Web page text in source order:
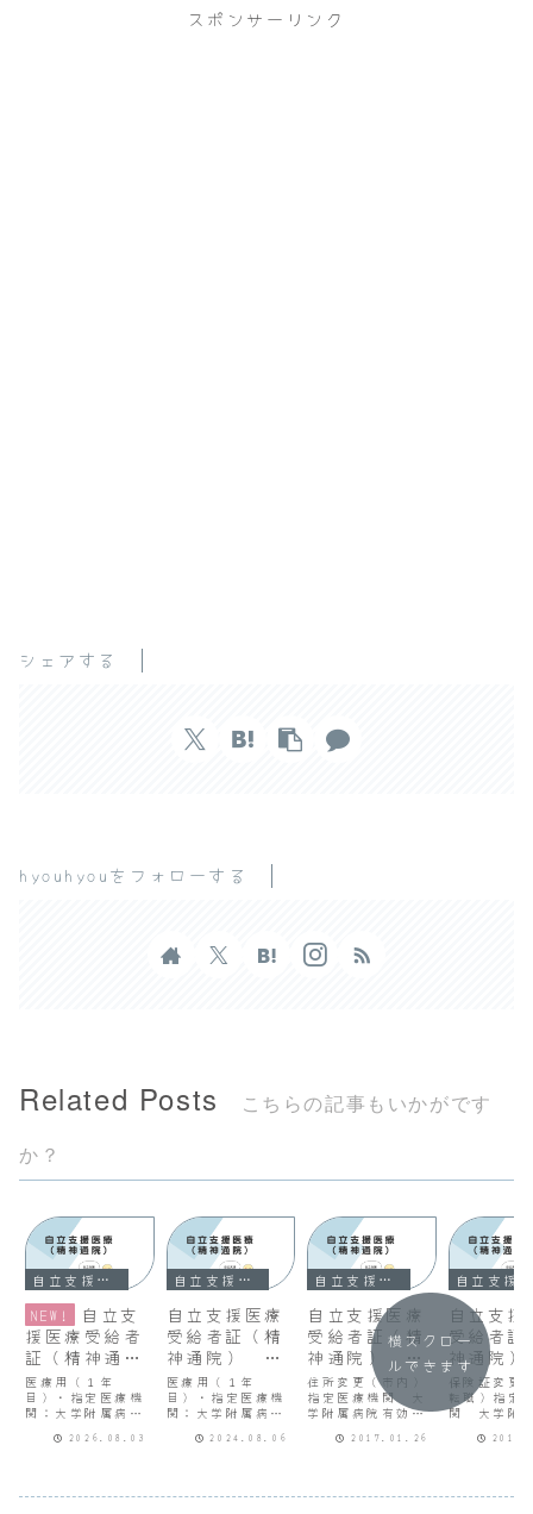
スポンサーリンク
シェアする
hyouhyouをフォローする
Related Posts
こちらの記事もいかがです
か？
自立支援医療（精神通院）
NEW!
自立支
援医療受給者
証（精神通
院） 更新手
続き
医療用（１年
目）・指定医療機
関：大学附属病
R7.9.1～2026.08.03
自立支援医療（精神通院）
自立支援医療
受給者証（精
神通院） 更
新手続き
医療用（１年
目）・指定医療機
関：大学附属病
R5.9.1～2024.08.06
自立支援医療（精神通院）
自立支援医療
受給者証（精
神通院） 更
新手続き
住所変更（市内）
指定医療機関 大
学附属病院有効期
～H29.5.31
2017.01.26
自立支援
受給者証
神通院
新手続き
保険証変更
転職）指定
関 大学附
H28.1.26
横スクロー
ルできます